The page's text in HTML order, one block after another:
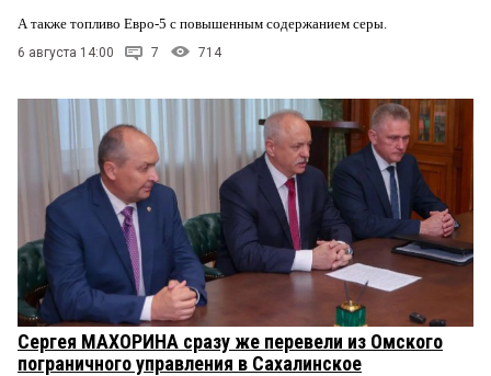
А также топливо Евро-5 с повышенным содержанием серы.
6 августа 14:00 7 714
Сергея МАХОРИНА сразу же перевели из Омского
пограничного управления в Сахалинское